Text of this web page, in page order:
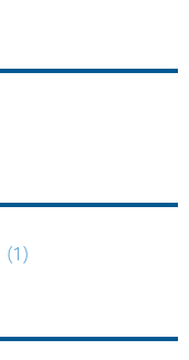
(1)